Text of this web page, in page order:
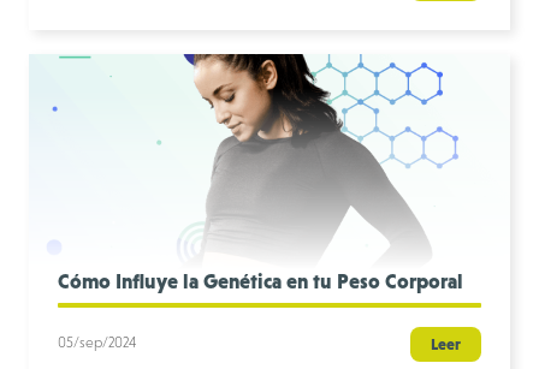
Cómo Influye la Genética en tu Peso Corporal
05/sep/2024 Leer